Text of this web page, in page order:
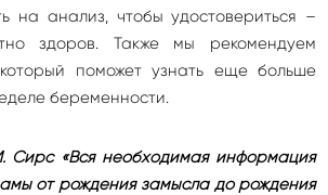
на анализ, чтобы удостовериться –
здоров. Также мы рекомендуем
поможет узнать еще больше
беременности.
Сирс «Вся необходимая информация
от рождения замысла до рождения